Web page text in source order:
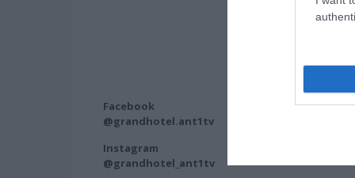
Facebook
@grandhotel.ant1tv
Instagram
@grandhotel_ant1tv